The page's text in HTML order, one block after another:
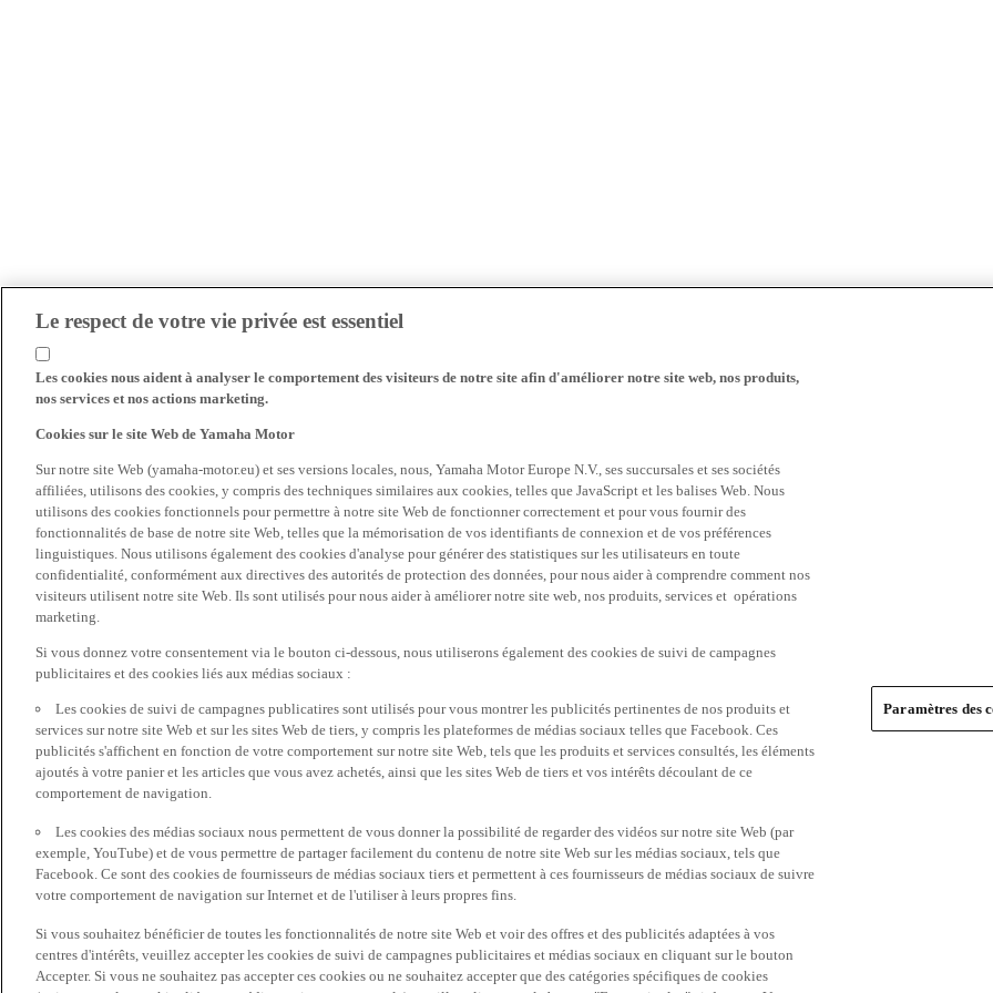
Le respect de votre vie privée est essentiel
Les cookies nous aident à analyser le comportement des visiteurs de notre site afin d'améliorer notre site web, nos produits,
nos services et nos actions marketing.
Cookies sur le site Web de Yamaha Motor
Sur notre site Web (yamaha-motor.eu) et ses versions locales, nous, Yamaha Motor Europe N.V., ses succursales et ses sociétés
affiliées, utilisons des cookies, y compris des techniques similaires aux cookies, telles que JavaScript et les balises Web. Nous
utilisons des cookies fonctionnels pour permettre à notre site Web de fonctionner correctement et pour vous fournir des
fonctionnalités de base de notre site Web, telles que la mémorisation de vos identifiants de connexion et de vos préférences
linguistiques. Nous utilisons également des cookies d'analyse pour générer des statistiques sur les utilisateurs en toute
confidentialité, conformément aux directives des autorités de protection des données, pour nous aider à comprendre comment nos
visiteurs utilisent notre site Web. Ils sont utilisés pour nous aider à améliorer notre site web, nos produits, services et opérations
marketing.
Si vous donnez votre consentement via le bouton ci-dessous, nous utiliserons également des cookies de suivi de campagnes
publicitaires et des cookies liés aux médias sociaux :
Les cookies de suivi de campagnes publicatires sont utilisés pour vous montrer les publicités pertinentes de nos produits et
services sur notre site Web et sur les sites Web de tiers, y compris les plateformes de médias sociaux telles que Facebook. Ces
publicités s'affichent en fonction de votre comportement sur notre site Web, tels que les produits et services consultés, les éléments
ajoutés à votre panier et les articles que vous avez achetés, ainsi que les sites Web de tiers et vos intérêts découlant de ce
comportement de navigation.
Les cookies des médias sociaux nous permettent de vous donner la possibilité de regarder des vidéos sur notre site Web (par
exemple, YouTube) et de vous permettre de partager facilement du contenu de notre site Web sur les médias sociaux, tels que
Facebook. Ce sont des cookies de fournisseurs de médias sociaux tiers et permettent à ces fournisseurs de médias sociaux de suivre
votre comportement de navigation sur Internet et de l'utiliser à leurs propres fins.
Si vous souhaitez bénéficier de toutes les fonctionnalités de notre site Web et voir des offres et des publicités adaptées à vos
centres d'intérêts, veuillez accepter les cookies de suivi de campagnes publicitaires et médias sociaux en cliquant sur le bouton
Accepter. Si vous ne souhaitez pas accepter ces cookies ou ne souhaitez accepter que des catégories spécifiques de cookies
Paramètres des